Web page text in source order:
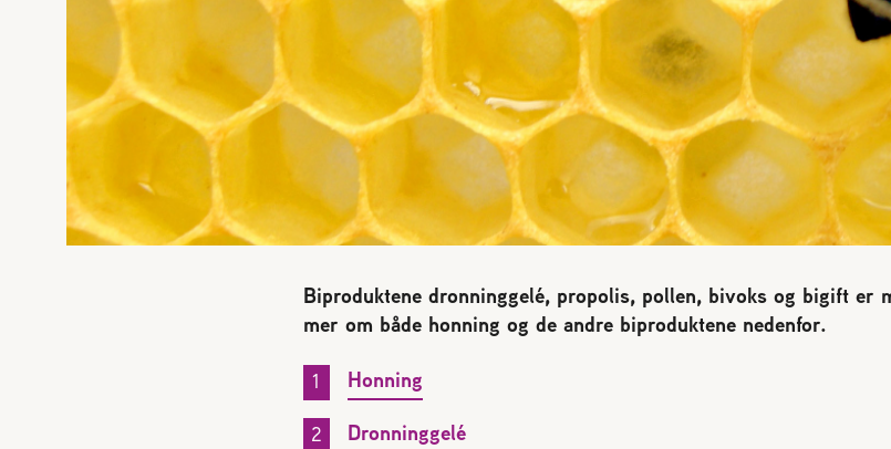
Biproduktene dronninggelé, propolis, pollen, bivoks og bigift er
mer om både honning og de andre biproduktene nedenfor.
Honning
Dronninggelé